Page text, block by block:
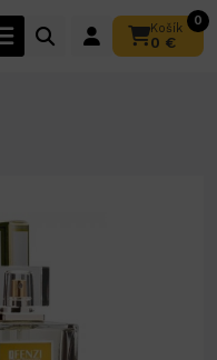
Košík
0
0 €